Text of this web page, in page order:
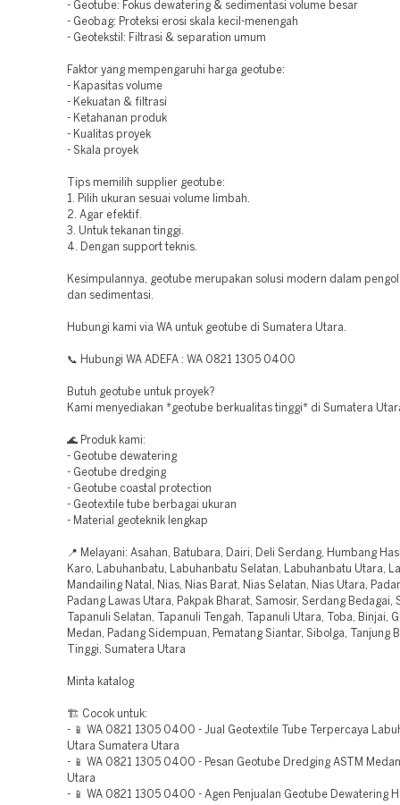
- Geotube: Fokus dewatering & sedimentasi volume besar
- Geobag: Proteksi erosi skala kecil-menengah
- Geotekstil: Filtrasi & separation umum
Faktor yang mempengaruhi harga geotube:
- Kapasitas volume
- Kekuatan & filtrasi
- Ketahanan produk
- Kualitas proyek
- Skala proyek
Tips memilih supplier geotube:
1. Pilih ukuran sesuai volume limbah.
2. Agar efektif.
3. Untuk tekanan tinggi.
4. Dengan support teknis.
Kesimpulannya, geotube merupakan solusi modern dalam
dan sedimentasi.
Hubungi kami via WA untuk geotube di Sumatera Utara.
📞 Hubungi WA ADEFA : WA 0821 1305 0400
Butuh geotube untuk proyek?
Kami menyediakan *geotube berkualitas tinggi* di Sumatera
🌊 Produk kami:
- Geotube dewatering
- Geotube dredging
- Geotube coastal protection
- Geotextile tube berbagai ukuran
- Material geoteknik lengkap
📍 Melayani: Asahan, Batubara, Dairi, Deli Serdang, Humbang
Karo, Labuhanbatu, Labuhanbatu Selatan, Labuhanbatu Utara,
Mandailing Natal, Nias, Nias Barat, Nias Selatan, Nias Utara,
Padang Lawas Utara, Pakpak Bharat, Samosir, Serdang Bedagai,
Tapanuli Selatan, Tapanuli Tengah, Tapanuli Utara, Toba, Binjai,
Medan, Padang Sidempuan, Pematang Siantar, Sibolga, Tanjung
Tinggi, Sumatera Utara
Minta katalog
🏗️ Cocok untuk:
- 📱 WA 0821 1305 0400 - Jual Geotextile Tube Terpercaya
Utara Sumatera Utara
- 📱 WA 0821 1305 0400 - Pesan Geotube Dredging ASTM
Utara
- 📱 WA 0821 1305 0400 - Agen Penjualan Geotube Dewatering